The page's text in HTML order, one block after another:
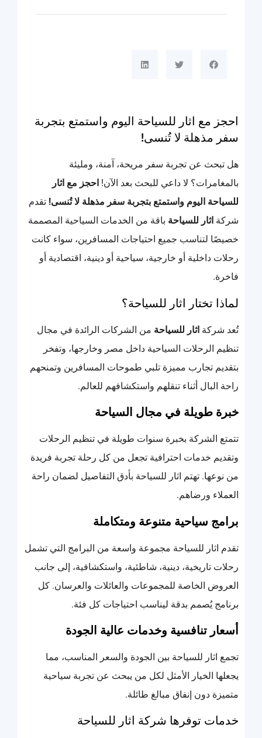
احجز مع اثار للسياحة اليوم واستمتع بتجربة
سفر مذهلة لا تُنسى!
هل تبحث عن تجربة سفر مريحة، آمنة، ومليئة
بالمغامرات؟ لا داعي للبحث بعد الآن! احجز مع اثار
للسياحة اليوم واستمتع بتجربة سفر مذهلة لا تُنسى! تقدم
شركة اثار للسياحة باقة من الخدمات السياحية المصممة
خصيصًا لتناسب جميع احتياجات المسافرين، سواء كانت
رحلات داخلية أو خارجية، سياحية أو دينية، اقتصادية أو
فاخرة.
لماذا تختار اثار للسياحة؟
تُعد شركة اثار للسياحة من الشركات الرائدة في مجال
تنظيم الرحلات السياحية داخل مصر وخارجها، وتفخر
بتقديم تجارب مميزة تلبي طموحات المسافرين وتمنحهم
راحة البال أثناء تنقلهم واستكشافهم للعالم.
خبرة طويلة في مجال السياحة
تتمتع الشركة بخبرة سنوات طويلة في تنظيم الرحلات
وتقديم خدمات احترافية تجعل من كل رحلة تجربة فريدة
من نوعها. تهتم اثار للسياحة بأدق التفاصيل لضمان راحة
العملاء ورضاهم.
برامج سياحية متنوعة ومتكاملة
تقدم اثار للسياحة مجموعة واسعة من البرامج التي تشمل
رحلات تاريخية، دينية، شاطئية، واستكشافية، إلى جانب
العروض الخاصة للمجموعات والعائلات والعرسان. كل
برنامج يُصمم بدقة ليناسب احتياجات كل فئة.
أسعار تنافسية وخدمات عالية الجودة
تجمع اثار للسياحة بين الجودة والسعر المناسب، مما
يجعلها الخيار الأمثل لكل من يبحث عن تجربة سياحية
متميزة دون إنفاق مبالغ طائلة.
خدمات توفرها شركة اثار للسياحة